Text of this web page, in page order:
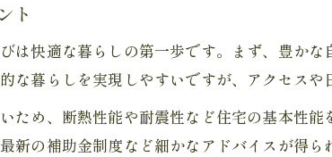
ト
は快適な暮らしの第一歩です。まず、豊か
な暮らしを実現しやすいですが、アクセスや
ため、断熱性能や耐震性など住宅の基本性
新の補助金制度など細かなアドバイスが得